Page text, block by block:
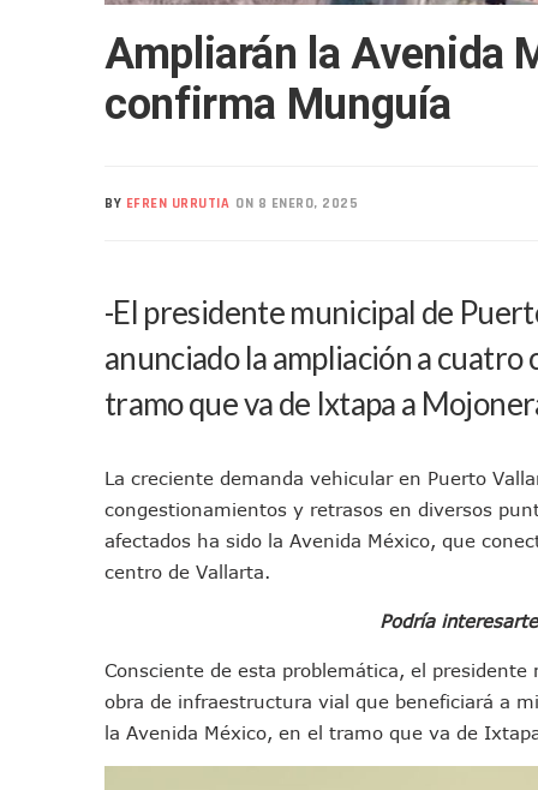
Arquitecto Luis Munguía
Semana Lluviosa Para
Voces Del Orgullo
Buques Mexicanos Parten
Nuevo Transporte
Lluvias Y Oleaje Elevado
Jóvenes En Movimiento
En PV Encabezan
Pancho López; En La Mira
Muere Manolo Solo, Actor
Citan A Siete Integrantes
IMSS Invierte 12.6 MDP
Puerto Vallarta Fortalece
Accidente En Un RZR,
Este Viernes, Lemus
Nidos De Lluvia Busca
Ampliarán la Avenida
confirma Munguía
BY EFREN URRUTIA ON 8 ENERO, 2025
-El presidente municipal de
anunciado la ampliación a cuatro
tramo que va de Ixtapa a
La creciente demanda vehicular en Puerto
congestionamientos y retrasos en diversos
afectados ha sido la Avenida México, que
centro de Vallarta.
Podría
Consciente de esta problemática, el
obra de infraestructura vial que beneficiará a
la Avenida México, en el tramo que va de